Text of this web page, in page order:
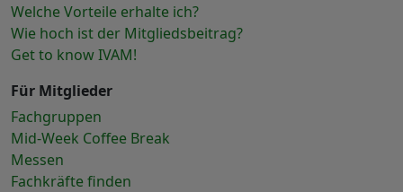
Welche Vorteile erhalte ich?
Wie hoch ist der Mitgliedsbeitrag?
Get to know IVAM!
Für Mitglieder
Fachgruppen
Mid-Week Coffee Break
Messen
Fachkräfte finden